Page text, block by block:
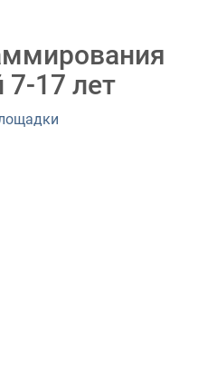
7-17 лет